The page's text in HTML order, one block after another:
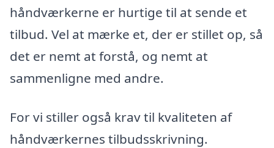
håndværkerne er hurtige til at sende et
tilbud. Vel at mærke et, der er stillet op, så
det er nemt at forstå, og nemt at
sammenligne med andre.
For vi stiller også krav til kvaliteten af
håndværkernes tilbudsskrivning.